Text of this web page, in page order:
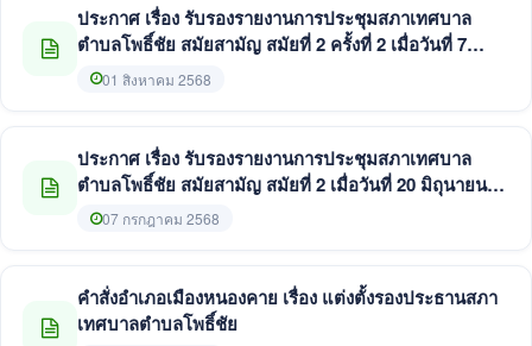
ประกาศ เรื่อง รับรองรายงานการประชุมสภาเทศบาล
ตำบลโพธิ์ชัย สมัยสามัญ สมัยที่ 2 ครั้งที่ 2 เมื่อวันที่ 7
กรกฎาคม 2568
01 สิงหาคม 2568
ประกาศ เรื่อง รับรองรายงานการประชุมสภาเทศบาล
ตำบลโพธิ์ชัย สมัยสามัญ สมัยที่ 2 เมื่อวันที่ 20 มิถุนายน
256807 กรกฎาคม 2568
คำสั่งอำเภอเมืองหนองคาย เรื่อง แต่งตั้งรองประธานสภา
เทศบาลตำบลโพธิ์ชัย